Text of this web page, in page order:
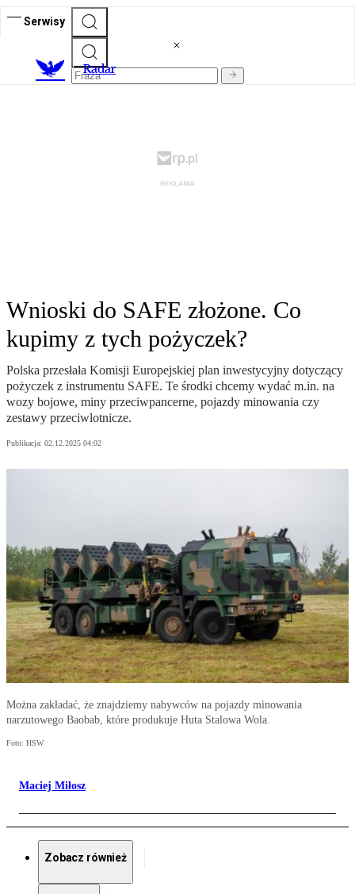
Serwisy
Radar
Wnioski do SAFE złożone. Co
kupimy z tych pożyczek?
Polska przesłała Komisji Europejskiej plan inwestycyjny dotyczący
pożyczek z instrumentu SAFE. Te środki chcemy wydać m.in. na
wozy bojowe, miny przeciwpancerne, pojazdy minowania czy
zestawy przeciwlotnicze.
Publikacja: 02.12.2025 04:02
Można zakładać, że znajdziemy nabywców na pojazdy minowania
narzutowego Baobab, które produkuje Huta Stalowa Wola.
Foto: HSW
Maciej Miłosz
Zobacz również